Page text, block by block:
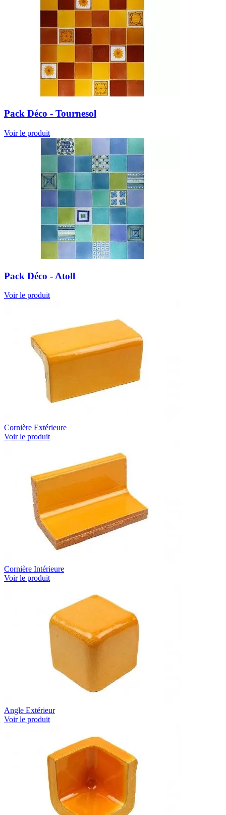
Pack Déco - Tournesol
Voir le produit
Pack Déco - Atoll
Voir le produit
Cornière Extérieure
Voir le produit
Cornière Intérieure
Voir le produit
Angle Extérieur
Voir le produit